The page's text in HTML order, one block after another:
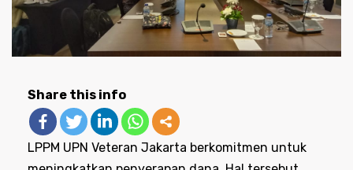
Share this info
LPPM UPN Veteran Jakarta berkomitmen untuk